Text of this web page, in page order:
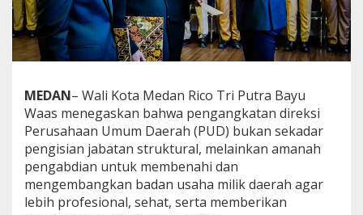
R
i
c
o
a
s
T
e
k
a
n
k
MEDAN– Wali Kota Medan Rico Tri Putra Bayu
Waas menegaskan bahwa pengangkatan direksi
Perusahaan Umum Daerah (PUD) bukan sekadar
pengisian jabatan struktural, melainkan amanah
pengabdian untuk membenahi dan
mengembangkan badan usaha milik daerah agar
lebih profesional, sehat, serta memberikan